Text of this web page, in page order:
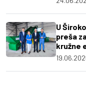
U
preša
kružne